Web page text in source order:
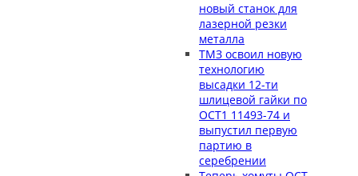
новый станок для
лазерной резки
металла
ТМЗ освоил новую
технологию
высадки 12-ти
шлицевой гайки по
ОСТ1 11493-74 и
выпустил первую
партию в
серебрении